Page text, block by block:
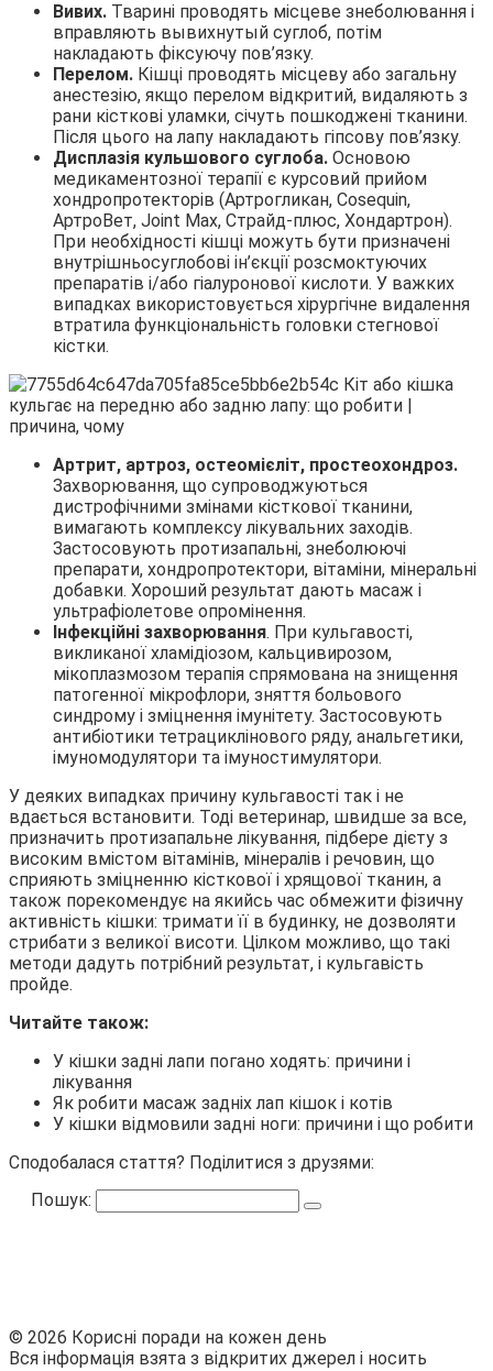
Вивих. Тварині проводять місцеве знеболювання і
вправляють вывихнутый суглоб, потім
накладають фіксуючу пов’язку.
Перелом. Кішці проводять місцеву або загальну
анестезію, якщо перелом відкритий, видаляють з
рани кісткові уламки, січуть пошкоджені тканини.
Після цього на лапу накладають гіпсову пов’язку.
Дисплазія кульшового суглоба. Основою
медикаментозної терапії є курсовий прийом
хондропротекторів (Артрогликан, Cosequin,
АртроВет, Joint Max, Страйд-плюс, Хондартрон).
При необхідності кішці можуть бути призначені
внутрішньосуглобові ін’єкції розсмоктуючих
препаратів і/або гіалуронової кислоти. У важких
випадках використовується хірургічне видалення
втратила функціональність головки стегнової
кістки.
Артрит, артроз, остеомієліт, простеохондроз.
Захворювання, що супроводжуються
дистрофічними змінами кісткової тканини,
вимагають комплексу лікувальних заходів.
Застосовують протизапальні, знеболюючі
препарати, хондропротектори, вітаміни, мінеральні
добавки. Хороший результат дають масаж і
ультрафіолетове опромінення.
Інфекційні захворювання. При кульгавості,
викликаної хламідіозом, кальцивирозом,
мікоплазмозом терапія спрямована на знищення
патогенної мікрофлори, зняття больового
синдрому і зміцнення імунітету. Застосовують
антибіотики тетрациклінового ряду, анальгетики,
імуномодулятори та імуностимулятори.
У деяких випадках причину кульгавості так і не
вдається встановити. Тоді ветеринар, швидше за все,
призначить протизапальне лікування, підбере дієту з
високим вмістом вітамінів, мінералів і речовин, що
сприяють зміцненню кісткової і хрящової тканин, а
також порекомендує на якийсь час обмежити фізичну
активність кішки: тримати її в будинку, не дозволяти
стрибати з великої висоти. Цілком можливо, що такі
методи дадуть потрібний результат, і кульгавість
пройде.
Читайте також:
У кішки задні лапи погано ходять: причини і
лікування
Як робити масаж задніх лап кішок і котів
У кішки відмовили задні ноги: причини і що робити
Сподобалася стаття? Поділитися з друзями:
Пошук:
© 2026 Корисні поради на кожен день
Вся інформація взята з відкритих джерел і носить